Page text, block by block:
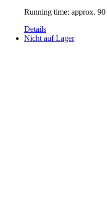
Running time: approx. 90
Details
Nicht auf Lager